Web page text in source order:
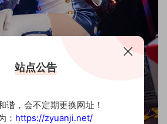
站点公告
谐，会不定期更换网址！
： https://zyuanji.net/